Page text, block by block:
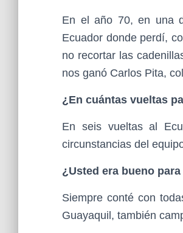
En el año 70, en una
Ecuador donde perdí,
no recortar las
nos ganó Carlos Pita,
¿En cuántas vueltas
En seis vueltas al
circunstancias del
¿Usted era bueno
Siempre conté con
Guayaquil, también